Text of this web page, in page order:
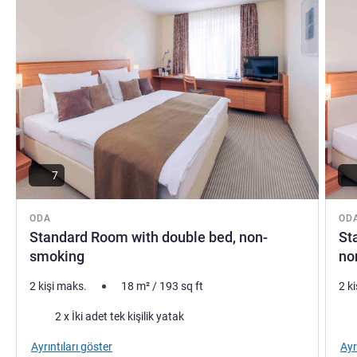
ODA
Standard Room with double bed, non-
smoking
7
2 kişi maks. 18 m²/ 193 sq ft
2 x İki adet tek kişilik yatak
Ayrıntıları göster
2